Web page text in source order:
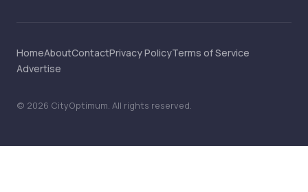
HomeAboutContactPrivacy PolicyTerms of Service
Advertise
© 2026 CityOptimum. All rights reserved.